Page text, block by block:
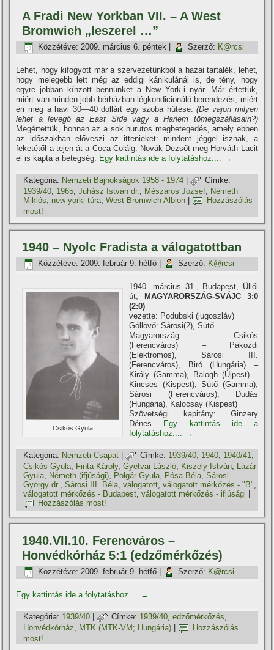
A Fradi New Yorkban VII. – A West
Bromwich „leszerel …”
Közzétéve: 2009. március 6. péntek Szerző: K@rcsi
Lehet, hogy kifogyott már a szervezetünkből a hazai tartalék, lehet,
hogy melegebb lett még az eddigi kánikulánál is, de tény, hogy
egyre jobban kí­nzott bennünket a New York-i nyár. Már értettük,
miért van minden jobb bérházban légkondicionáló berendezés, miért
éri meg a havi 30—40 dollárt egy szoba hűtése. (De vajon milyen
lehet a levegő az East Side vagy a Harlem tömegszállásain?)
Megértettük, honnan az a sok hurutos megbetegedés, amely ebben
az időszakban előveszi az ittenieket: mindent jéggel isznak, a
feketétől a tejen át a Coca-Coláig. Novák Dezsőt meg Horváth Lacit
el is kapta a betegség. Egy kattintás ide a folytatáshoz.... →
Kategória: Nemzeti Bajnokságok 1958 - 1974 |
Címke:
1939/40 1965 ,Juhász István dr. Mészáros József Németh
Miklós, new yorki túra,West Bromwich Albion
Hozzászólás
most!
1940 – Nyolc Fradista a válogatottban
Közzétéve: 2009. február 9. hétfő Szerző: K@rcsi
Csikós Gyula
1940. március 31., Budapest, Üllői
út, MAGYARORSZÁG-SVÁJC 3:0
(2:0)
vezette: Podubski (jugoszláv)
Góllövő: Sárosi(2), Sütő
Magyarország: Csikós
(Ferencváros) – Pákozdi
(Elektromos), Sárosi III.
(Ferencváros), Biró (Hungária) –
Király (Gamma), Balogh (Újpest) –
Kincses (Kispest), Sütő (Gamma),
Sárosi (Ferencváros), Dudás
(Hungária), Kalocsay (Kispest)
Szövetségi kapitány: Ginzery
Dénes Egy kattintás ide a
folytatáshoz....
→
Kategória: Nemzeti Csapat | Címke: 1939/40, 1940, 1940/41,
Csikós Gyula Finta Károly,Gyetvai László Kiszely István Lázár
Gyula Németh (ifjúsági) Polgár Gyula Pósa Béla ,Sárosi
György dr.
,Sárosi III. Béla ,válogatott ,válogatott mérkőzés - "B"
válogatott mérkőzés - Budapest ,válogatott mérkőzés - ifjúsági |
Hozzászólás most!
1940.VII.10. Ferencváros –
Honvédkórház 5:1 (edzőmérkőzés)
Közzétéve: 2009. február 9. hétfő Szerző: K@rcsi
Egy kattintás ide a folytatáshoz.... →
Kategória: 1939/40 | Címke: 1939/40,edzőmérkőzés,
Honvédkórház, MTK (MTK-VM; Hungária)
Hozzászólás
most!